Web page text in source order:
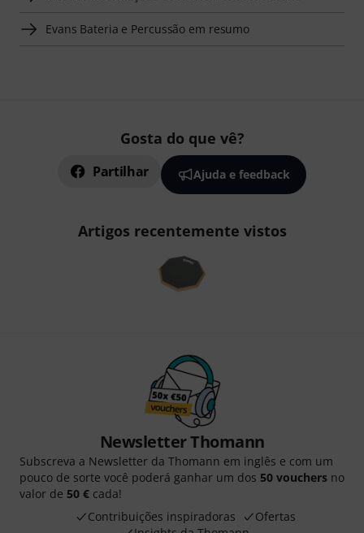
Evans Bateria e Percussão em resumo
Gosta do que vê?
Partilhar Ajuda e feedback
Artigos recentemente vistos
Newsletter Thomann
Subscreva a Newsletter da Thomann em inglês e com um
pouco de sorte você poderá ganhar um dos 50 vouchers no
valor de 50 € cada!
Contribuições inspiradoras
Ofertas